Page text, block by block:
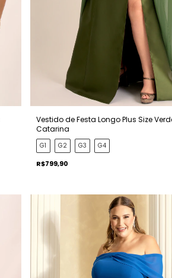
Vestido de Festa Longo Plus Size
Catarina
G1 G2 G3 G4
R$799,90